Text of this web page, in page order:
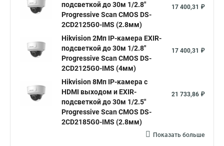
Уличная камера Hikvision ip camera
Hikvision поворотная камера Hikvision купольная
Нikvision микрофон Hikvision поворотная
Hikvision порты
подсветкой до 30м 1/2.8"
Progressive Scan CMOS DS-
2CD2125G0-IMS (2.8мм)
17 400,31 ₽
Hikvision 2Мп IP-камера EXIR-
подсветкой до 30м 1/2.8"
Progressive Scan CMOS DS-
2CD2125G0-IMS (4мм)
17 400,31 ₽
Hikvision 8Мп IP-камера с
HDMI выходом и EXIR-
подсветкой до 30м 1/2.5"
Progressive Scan CMOS DS-
2CD2185G0-IMS (2.8мм)
21 733,86 ₽
Показать больше